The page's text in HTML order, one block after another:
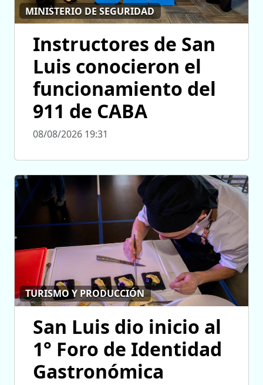
MINISTERIO DE SEGURIDAD
Instructores de San
Luis conocieron el
funcionamiento del
911 de CABA
08/08/2026 19:31
TURISMO Y PRODUCCIÓN
San Luis dio inicio al
1° Foro de Identidad
Gastronómica